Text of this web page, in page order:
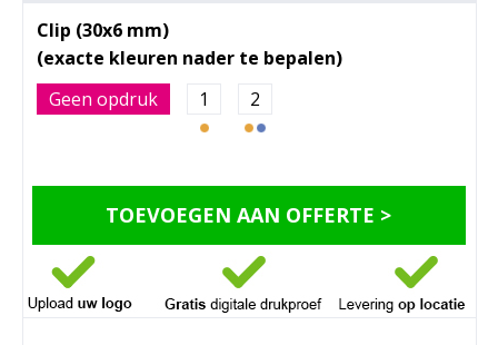
Clip (30x6 mm)
Geen opdruk 1 2
TOEVOEGEN AAN OFFERTE >